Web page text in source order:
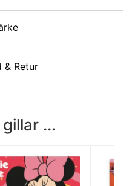
& Retur
...